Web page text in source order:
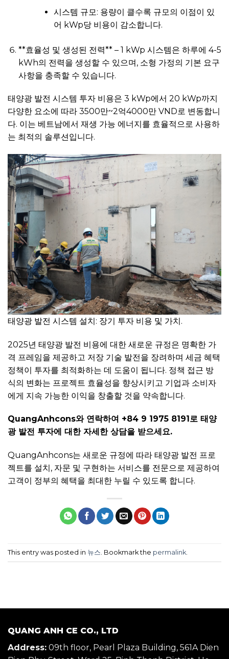
시스템 규모: 용량이 클수록 규모의 이점이 있
어 kWp당 비용이 감소합니다.
**효율성 및 생성된 전력** – 1 kWp 시스템은 하루에 4-5
kWh의 전력을 생성할 수 있으며, 소형 가정의 기본 요구
사항을 충족할 수 있습니다.
태양광 발전 시스템 투자 비용은 3 kWp에서 20 kWp까지
다양한 요소에 따라 3500만~2억4000만 VND로 변동합니
다. 이는 베트남에서 재생 가능 에너지를 효율적으로 사용하
는 최적의 솔루션입니다.
태양광 발전 시스템 설치: 장기 투자 비용 및 가치.
2025년 태양광 발전 비용에 대한 새로운 규정은 명확한 가
격 프레임을 제공하고 저장 기술 발전을 장려하며 세금 혜택
정책이 투자를 최적화하는 데 도움이 됩니다. 정책 접근 방
식의 변화는 프로젝트 효율성을 향상시키고 기업과 소비자
에게 지속 가능한 이익을 창출할 것을 약속합니다.
QuangAnhcons와 연락하여 +84 9 1975 8191로 태양
광 발전 투자에 대한 자세한 상담을 받으세요.
QuangAnhcons는 새로운 규정에 따라 태양광 발전 프로
젝트를 설치, 자문 및 구현하는 서비스를 전문으로 제공하여
고객이 정부의 혜택을 최대한 누릴 수 있도록 합니다.
This entry was posted in 뉴스 . Bookmark the permalink
QUANG ANH CE CO., LTD
Address: 09th floor, Pearl Plaza Building, 561A Dien